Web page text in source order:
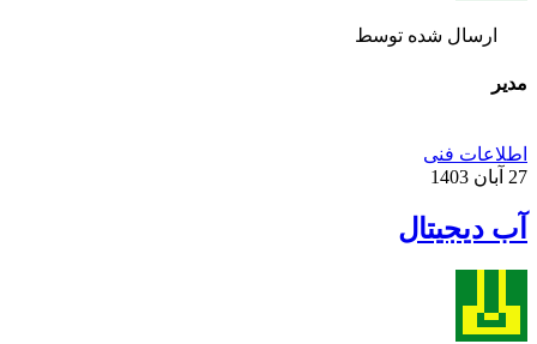
ارسال شده توسط
مدیر
اطلاعات فنی
27 آبان 1403
آب دیجیتال